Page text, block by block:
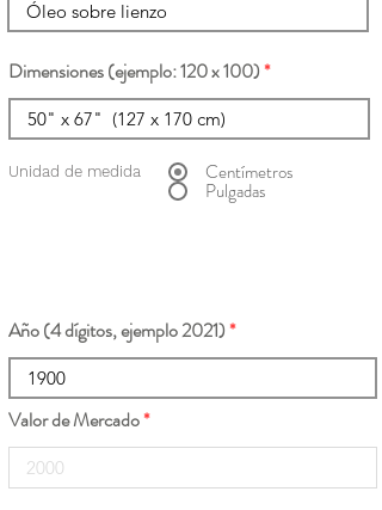
Dimensiones (ejemplo: 120 x 100)
Unidad de medida Centímetros
Pulgadas
Año (4 dígitos, ejemplo 2021)
Valor de Mercado